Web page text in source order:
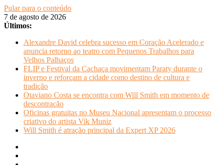
Pular para o conteúdo
7 de agosto de 2026
Últimos:
Alexandre David celebra sucesso em Coração Acelerado e
anuncia retorno ao teatro com Pequenos Trabalhos para
Velhos Palhaços
FLIP e Festival da Cachaça movimentam Paraty durante o
inverno e reforçam a cidade como destino de cultura e
tradição
Otaviano Costa se encontra com Will Smith em momento de
descontração
Oficinas gratuitas no Museu Nacional apresentam o processo
criativo do artista Vik Muniz
Will Smith é atração principal da Expert XP 2026